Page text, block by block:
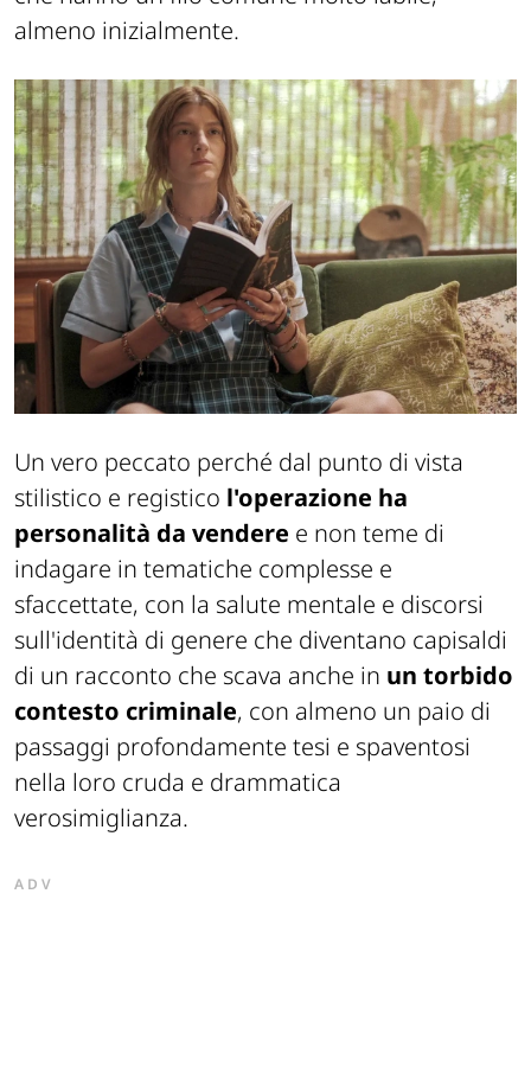
almeno inizialmente.
Un vero peccato perché dal punto di vista
stilistico e registico l'operazione ha
personalità da vendere e non teme di
indagare in tematiche complesse e
sfaccettate, con la salute mentale e discorsi
sull'identità di genere che diventano capisaldi
di un racconto che scava anche in un torbido
contesto criminale, con almeno un paio di
passaggi profondamente tesi e spaventosi
nella loro cruda e drammatica
verosimiglianza.
ADV